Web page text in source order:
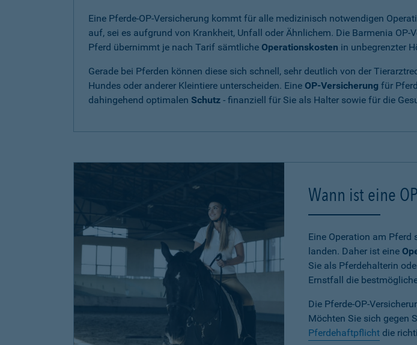
Eine Pferde-OP-Versicherung kommt für alle medizinisch notwendigen
auf, sei es aufgrund von Krankheit, Unfall oder Ähnlichem. Die Barmenia OP-
Pferd übernimmt je nach Tarif sämtliche Operationskosten in unbegrenzter
Gerade bei Pferden können diese sich schnell, sehr deutlich von der
Hundes oder anderer Kleintiere unterscheiden. Eine OP-Versicherung für
dahingehend optimalen Schutz - finanziell für Sie als Halter sowie für die
Wann ist eine
Eine Operation am Pferd
landen. Daher ist eine
Sie als Pferdehalterin
Ernstfall die
Die Pferde-OP-
Möchten Sie sich gegen
Pferdehaftpflicht die